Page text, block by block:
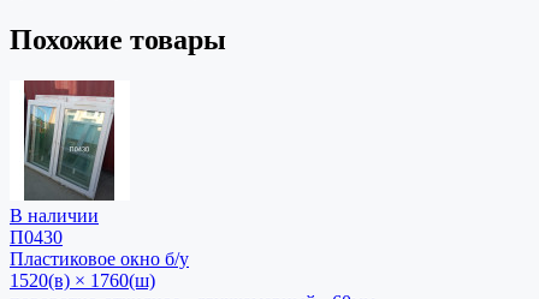
Похожие товары
В наличии
П0430
Пластиковое окно б/у
1520(в) × 1760(ш)